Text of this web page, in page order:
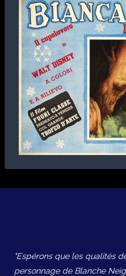
"Espérons que les qualités
personnage de Blanche